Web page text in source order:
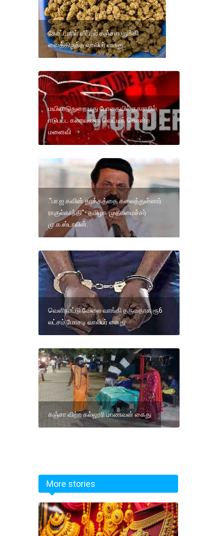
கோட்டாரில் வீட்டில் கஞ்சா பதுக்கி
வைத்திருந்த வாலிபர் கைது.
மயிலாடுதுறை மது போதையில் தகராறில்
ஈடுபட்ட கணவனை வெட்டிக் கொன்ற
மனைவி
."பா.ஜ.கவின் தூக்கத்தை கலைத்துள்ளார்
ராகுல்காந்தி"- தமிழக முதலமைச்சர்
மு.க.ஸ்டாலின்.
வெளிநாட்டு வேலை வாங்கி தருவதாக ரூ6
லட்சம் மோசடி வாலிபர் கைது
கஞ்சா விற்ற கல்லூரி மாணவன் கைது
More stories